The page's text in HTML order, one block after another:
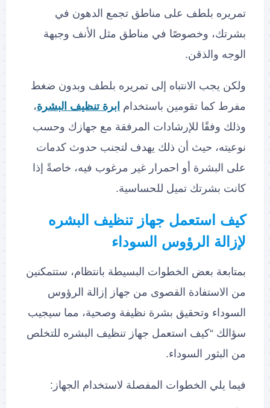
تمريره بلطف على مناطق تجمع الدهون في
بشرتك، وخصوصًا في مناطق مثل الأنف وجبهة
الوجه والذقن.
ولكن يجب الانتباه إلى تمريره بلطف وبدون ضغط
مفرط كما تقومين باستخدام ابرة تنظيف البشرة،
وذلك وفقًا للإرشادات المرفقة مع جهازك وحسب
نوعيته، حيث أن ذلك يهدف لتجنب حدوث كدمات
على البشرة أو احمرار غير مرغوب فيه، خاصةً إذا
كانت بشرتك تميل للحساسية.
كيف استعمل جهاز تنظيف البشره
لإزالة الرؤوس السوداء
بمتابعة بعض الخطوات البسيطة بانتظام، ستتمكنين
من الاستفادة القصوى من جهاز إزالة الرؤوس
السوداء وتحقيق بشرة نظيفة وصحية، مما سيجيب
سؤالك “كيف استعمل جهاز تنظيف البشره للتخلص
من البثور السوداء.
فيما يلي الخطوات المفصلة لاستخدام الجهاز: